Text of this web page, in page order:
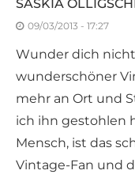
SASKIA
09/03/2013 - 17:27
Wunder dich
wunderschöner
mehr an Ort und
ich ihn gestohlen
Mensch, ist das
Vintage-Fan und